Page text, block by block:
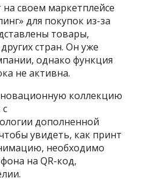
на своем маркетплейсе
для покупок из-за
товары,
стран. Он уже
однако функция
не активна.
коллекцию
дополненной
увидеть, как принт
необходимо
на QR-код,